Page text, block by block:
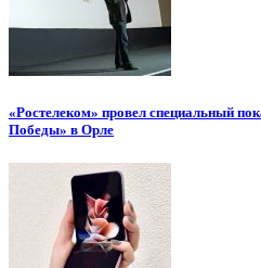
«Ростелеком» провел специальный
Победы» в Орле